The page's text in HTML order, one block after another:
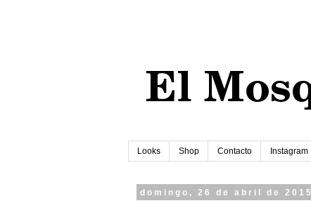
Looks Shop Contacto Instagram
domingo, 26 de abril de 2015